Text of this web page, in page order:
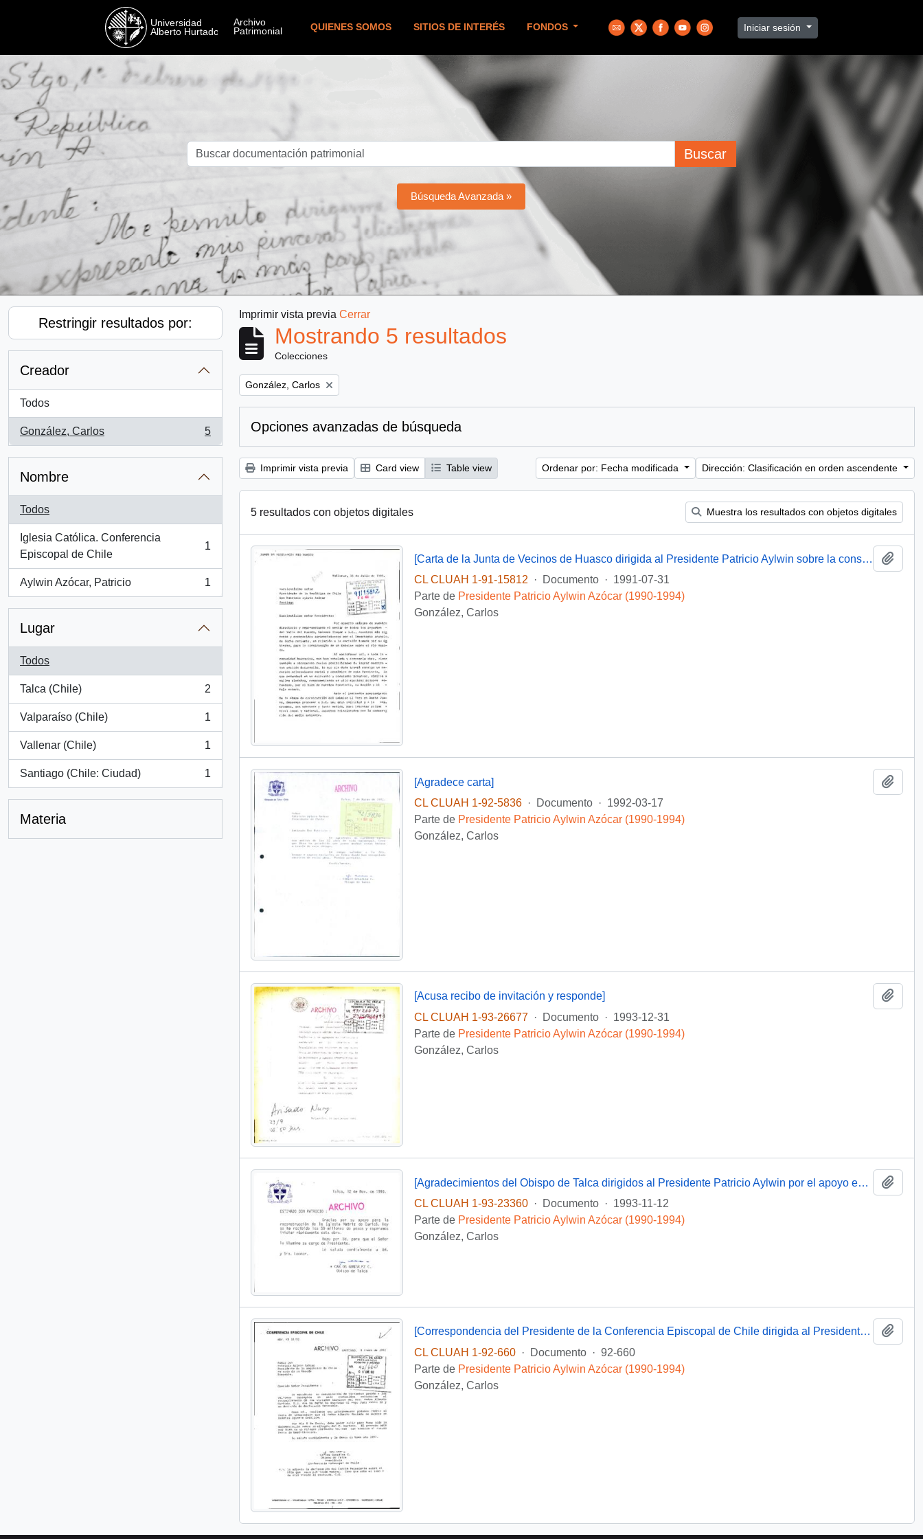
QUIENES SOMOS SITIOS DE INTERÉS FONDOS Iniciar sesión
Buscar
Búsqueda Avanzada »
Restringir resultados por:
Creador
Todos
González, Carlos
, 5 resultados
5
Nombre
Todos
Iglesia Católica. Conferencia
Episcopal de Chile
, 1 resultados
1
Aylwin Azócar, Patricio
, 1 resultados
1
Lugar
Todos
Talca (Chile)
, 2 resultados
2
Valparaíso (Chile)
, 1 resultados
1
Vallenar (Chile)
, 1 resultados
1
Santiago (Chile: Ciudad)
, 1 resultados
1
Materia
Imprimir vista previa Cerrar
Mostrando 5 resultados
Colecciones
Remove filter:
González, Carlos
Opciones avanzadas de búsqueda
Imprimir vista previa Card view Table view Ordenar por: Fecha modificada Dirección: Clasificación en orden ascendente
5 resultados con objetos digitales Muestra los resultados con objetos digitales
[Carta de la Junta de Vecinos de Huasco dirigida al Presidente Patricio Aylwin sobre la construcción de un embalse]
CL CLUAH 1-91-15812
· Documento · 1991-07-31
Parte de Presidente Patricio Aylwin Azócar (1990-1994)
González, Carlos
[Agradece carta]
CL CLUAH 1-92-5836
· Documento · 1992-03-17
Parte de Presidente Patricio Aylwin Azócar (1990-1994)
González, Carlos
[Acusa recibo de invitación y responde]
CL CLUAH 1-93-26677
· Documento · 1993-12-31
Parte de Presidente Patricio Aylwin Azócar (1990-1994)
González, Carlos
[Agradecimientos del Obispo de Talca dirigidos al Presidente Patricio Aylwin por el apoyo en la reconstrucción de la Iglesia Matriz de Curicó]
CL CLUAH 1-93-23360
· Documento · 1993-11-12
Parte de Presidente Patricio Aylwin Azócar (1990-1994)
González, Carlos
[Correspondencia del Presidente de la Conferencia Episcopal de Chile dirigida al Presidente Patricio Aylwin]
CL CLUAH 1-92-660
· Documento · 92-660
Parte de Presidente Patricio Aylwin Azócar (1990-1994)
González, Carlos